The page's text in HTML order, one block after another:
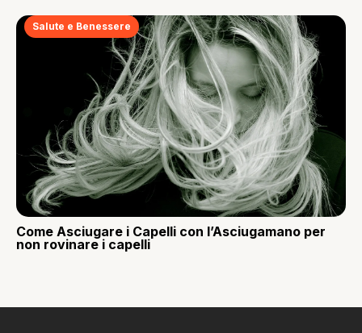
Salute e Benessere
Come Asciugare i Capelli con l’Asciugamano per
non rovinare i capelli